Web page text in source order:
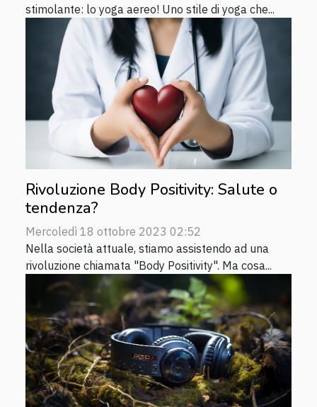
stimolante: lo yoga aereo! Uno stile di yoga che...
Rivoluzione Body Positivity: Salute o
tendenza?
Mercoledì 18 ottobre 2023 02:52
Nella società attuale, stiamo assistendo ad una
rivoluzione chiamata "Body Positivity". Ma cosa...